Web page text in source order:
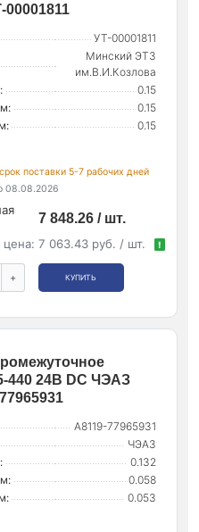
УТ-00001811
Минский ЭТЗ
им.В.И.Козлова
0.15
0.15
0.15
поставки 5-7 рабочих дней
08.08.2026
7 848.26 / шт.
цена: 7 063.43 руб. / шт. !
+ КУПИТЬ
440 24В DC ЧЭАЗ
A8119-77965931
ЧЭАЗ
0.132
0.058
0.053